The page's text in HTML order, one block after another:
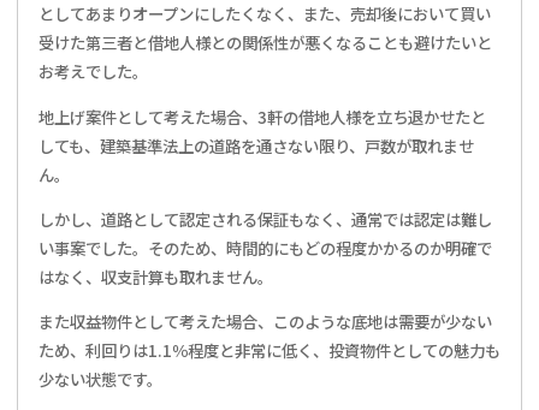
としてあまりオープンにしたくなく、また、売却後において買い
受けた第三者と借地人様との関係性が悪くなることも避けたいと
お考えでした。
地上げ案件として考えた場合、3軒の借地人様を立ち退かせたと
しても、建築基準法上の道路を通さない限り、戸数が取れませ
ん。
しかし、道路として認定される保証もなく、通常では認定は難し
い事案でした。そのため、時間的にもどの程度かかるのか明確で
はなく、収支計算も取れません。
また収益物件として考えた場合、このような底地は需要が少ない
ため、利回りは1.1％程度と非常に低く、投資物件としての魅力も
少ない状態です。